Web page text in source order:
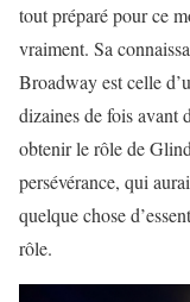
tout préparé pour ce
vraiment. Sa
Broadway est celle
dizaines de fois avant
obtenir le rôle de
persévérance, qui
quelque chose
rôle.